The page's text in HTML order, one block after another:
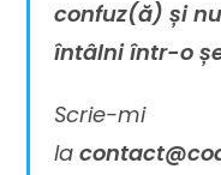
confuz(ă) și
întâlni într-o
Scrie-mi
la